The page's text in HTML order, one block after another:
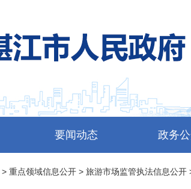
要闻动态 政务
> 重点领域信息公开 > 旅游市场监管执法信息公开